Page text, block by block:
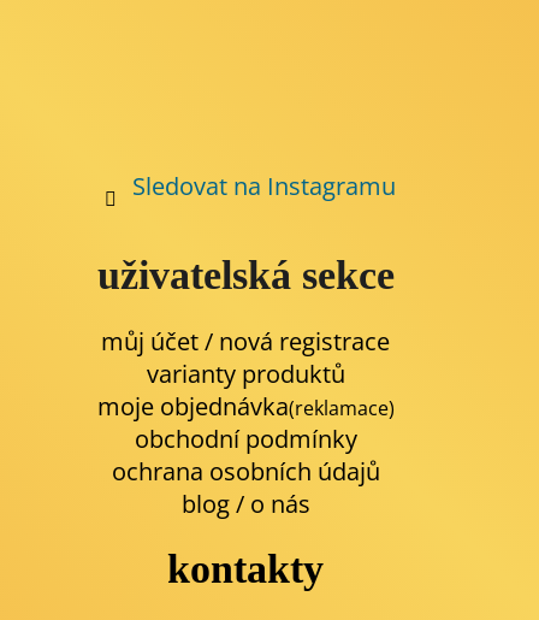
Sledovat na Instagramu
uživatelská sekce
můj účet / nová registrace
varianty produktů
moje objednávka(reklamace)
obchodní podmínky
ochrana osobních údajů
blog/ o nás
kontakty